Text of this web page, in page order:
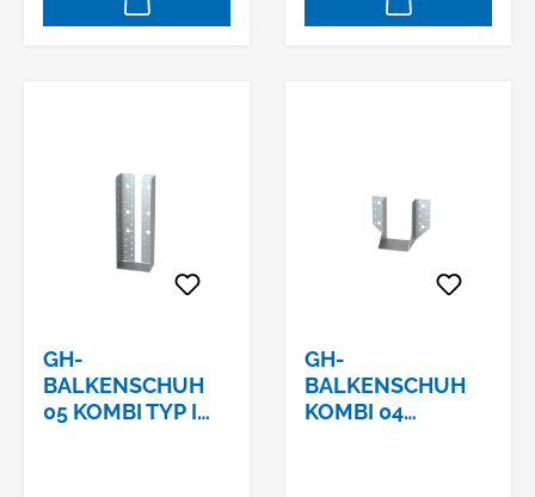
GH-
BALKENSCHUH
05 KOMBI TYP I
GH-
BALKENSCHUH
KOMBI 04